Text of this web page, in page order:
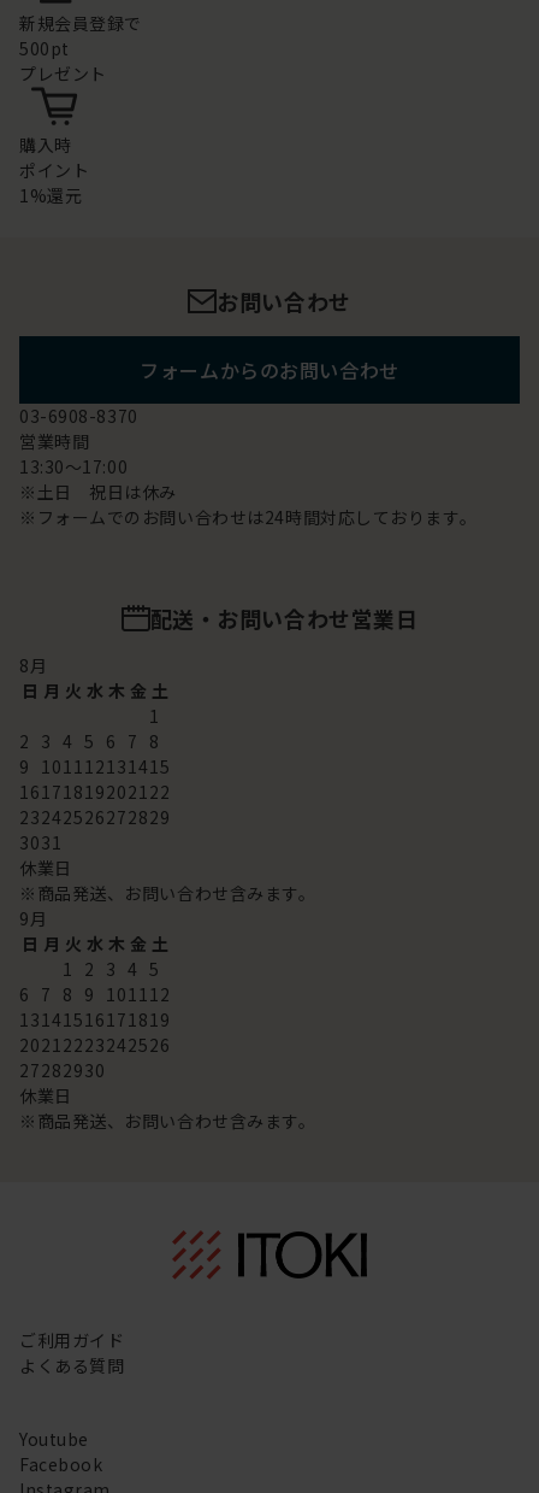
新規会員登録で
500pt
プレゼント
購入時
ポイント
1%還元
お問い合わせ
フォームからのお問い合わせ
03-6908-8370
営業時間
13:30～17:00
※土日 祝日は休み
※フォームでのお問い合わせは24時間対応しております。
配送・お問い合わせ営業日
8 月
日 月 火 水 木 金 土
1
2 3 4 5 6 7 8
9
10 11 12 13 14 15
16 17 18 192021 22
23242526272829
3031
休業日
※商品発送、お問い合わせ含みます。
9 月
日 月 火 水 木 金 土
1
2 3 4 5
6 7 8 9 10 11 12
13 14 15 16 17 18 19
2021 2223242526
27282930
休業日
※商品発送、お問い合わせ含みます。
ご利用ガイド
よくある質問
Youtube
Facebook